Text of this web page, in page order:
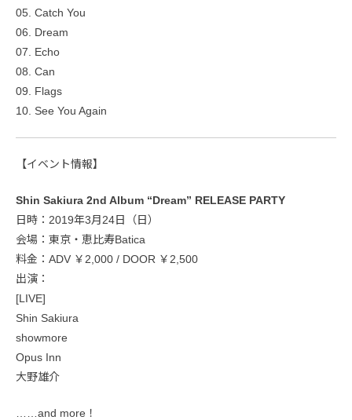
05. Catch You
06. Dream
07. Echo
08. Can
09. Flags
10. See You Again
【イベント情報】
Shin Sakiura 2nd Album “Dream” RELEASE PARTY
日時：2019年3月24日（日）
会場：東京・恵比寿Batica
料金：ADV ￥2,000 / DOOR ￥2,500
出演：
[LIVE]
Shin Sakiura
showmore
Opus Inn
大野雄介
……and more！